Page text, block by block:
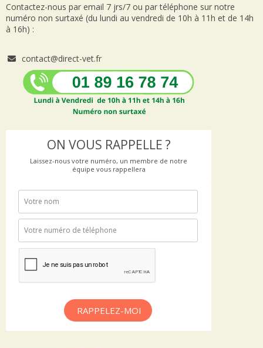
Contactez-nous par email 7 jrs/7 ou par téléphone sur notre
numéro non surtaxé (du lundi au vendredi de 10h à 11h et de 14h
à 16h) :
contact@direct-vet.fr
ON VOUS RAPPELLE ?
Laissez-nous votre numéro, un membre de notre
équipe vous rappellera
RAPPELEZ-MOI